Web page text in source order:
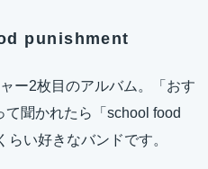
punishment
ー2枚目のアルバム。「おす
聞かれたら「school food
い好きなバンドです。